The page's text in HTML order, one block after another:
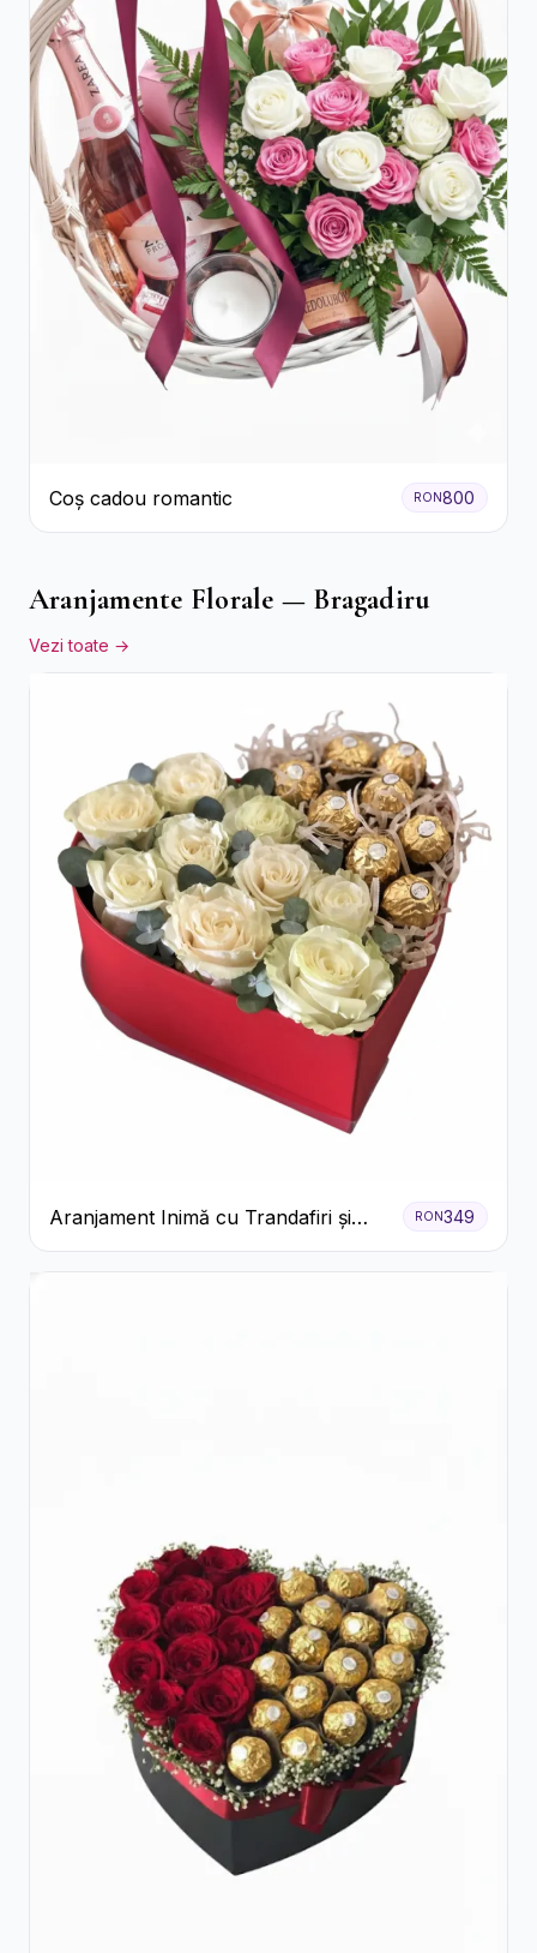
Coș cadou romantic RON800
Aranjamente Florale — Bragadiru
Vezi toate →
Aranjament Inimă cu Trandafiri și
Praline Ferrero
RON349